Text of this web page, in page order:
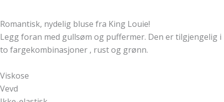
Romantisk, nydelig bluse fra King Louie!
Legg foran med gullsøm og puffermer. Den er tilgjengelig i
to fargekombinasjoner , rust og grønn.
Viskose
Vevd